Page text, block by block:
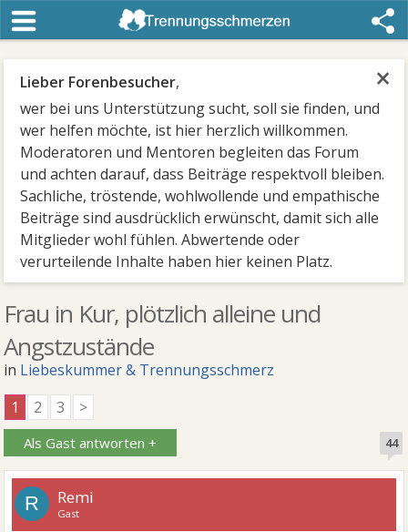
×
Lieber Forenbesucher,
wer bei uns Unterstützung sucht, soll sie finden, und
wer helfen möchte, ist hier herzlich willkommen.
Moderatoren und Mentoren begleiten das Forum
und achten darauf, dass Beiträge respektvoll bleiben.
Sachliche, tröstende, wohlwollende und empathische
Beiträge sind ausdrücklich erwünscht, damit sich alle
Mitglieder wohl fühlen. Abwertende oder
verurteilende Inhalte haben hier keinen Platz.
Frau in Kur, plötzlich alleine und
Angstzustände
in Liebeskummer & Trennungsschmerz
1
2 3 >
Als Gast antworten + 44
R Remi
Gast